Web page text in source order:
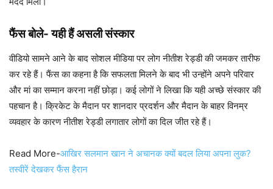
फैंस बोले- यही हैं असली संस्कार
वीडियो सामने आने के बाद सोशल मीडिया पर लोग नीतीश रेड्डी की जमकर तारीफ
कर रहे हैं। फैंस का कहना है कि सफलता मिलने के बाद भी उन्होंने अपने परिवार
और मां का सम्मान करना नहीं छोड़ा। कई लोगों ने लिखा कि यही अच्छे संस्कार की
पहचान है। क्रिकेट के मैदान पर शानदार प्रदर्शन और मैदान के बाहर विनम्र
व्यवहार के कारण नीतीश रेड्डी लगातार लोगों का दिल जीत रहे हैं।
Read More-आखिर सलमान खान ने अचानक क्यों बदल लिया अपना लुक?
तस्वीरें देखकर फैंस हैरान